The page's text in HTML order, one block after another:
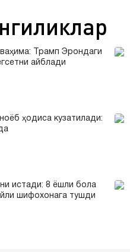
ваҳима: Трамп Эрондаги
айблади
ҳодиса кузатилади:
истади: 8 ёшли бола
шифохонага тушди